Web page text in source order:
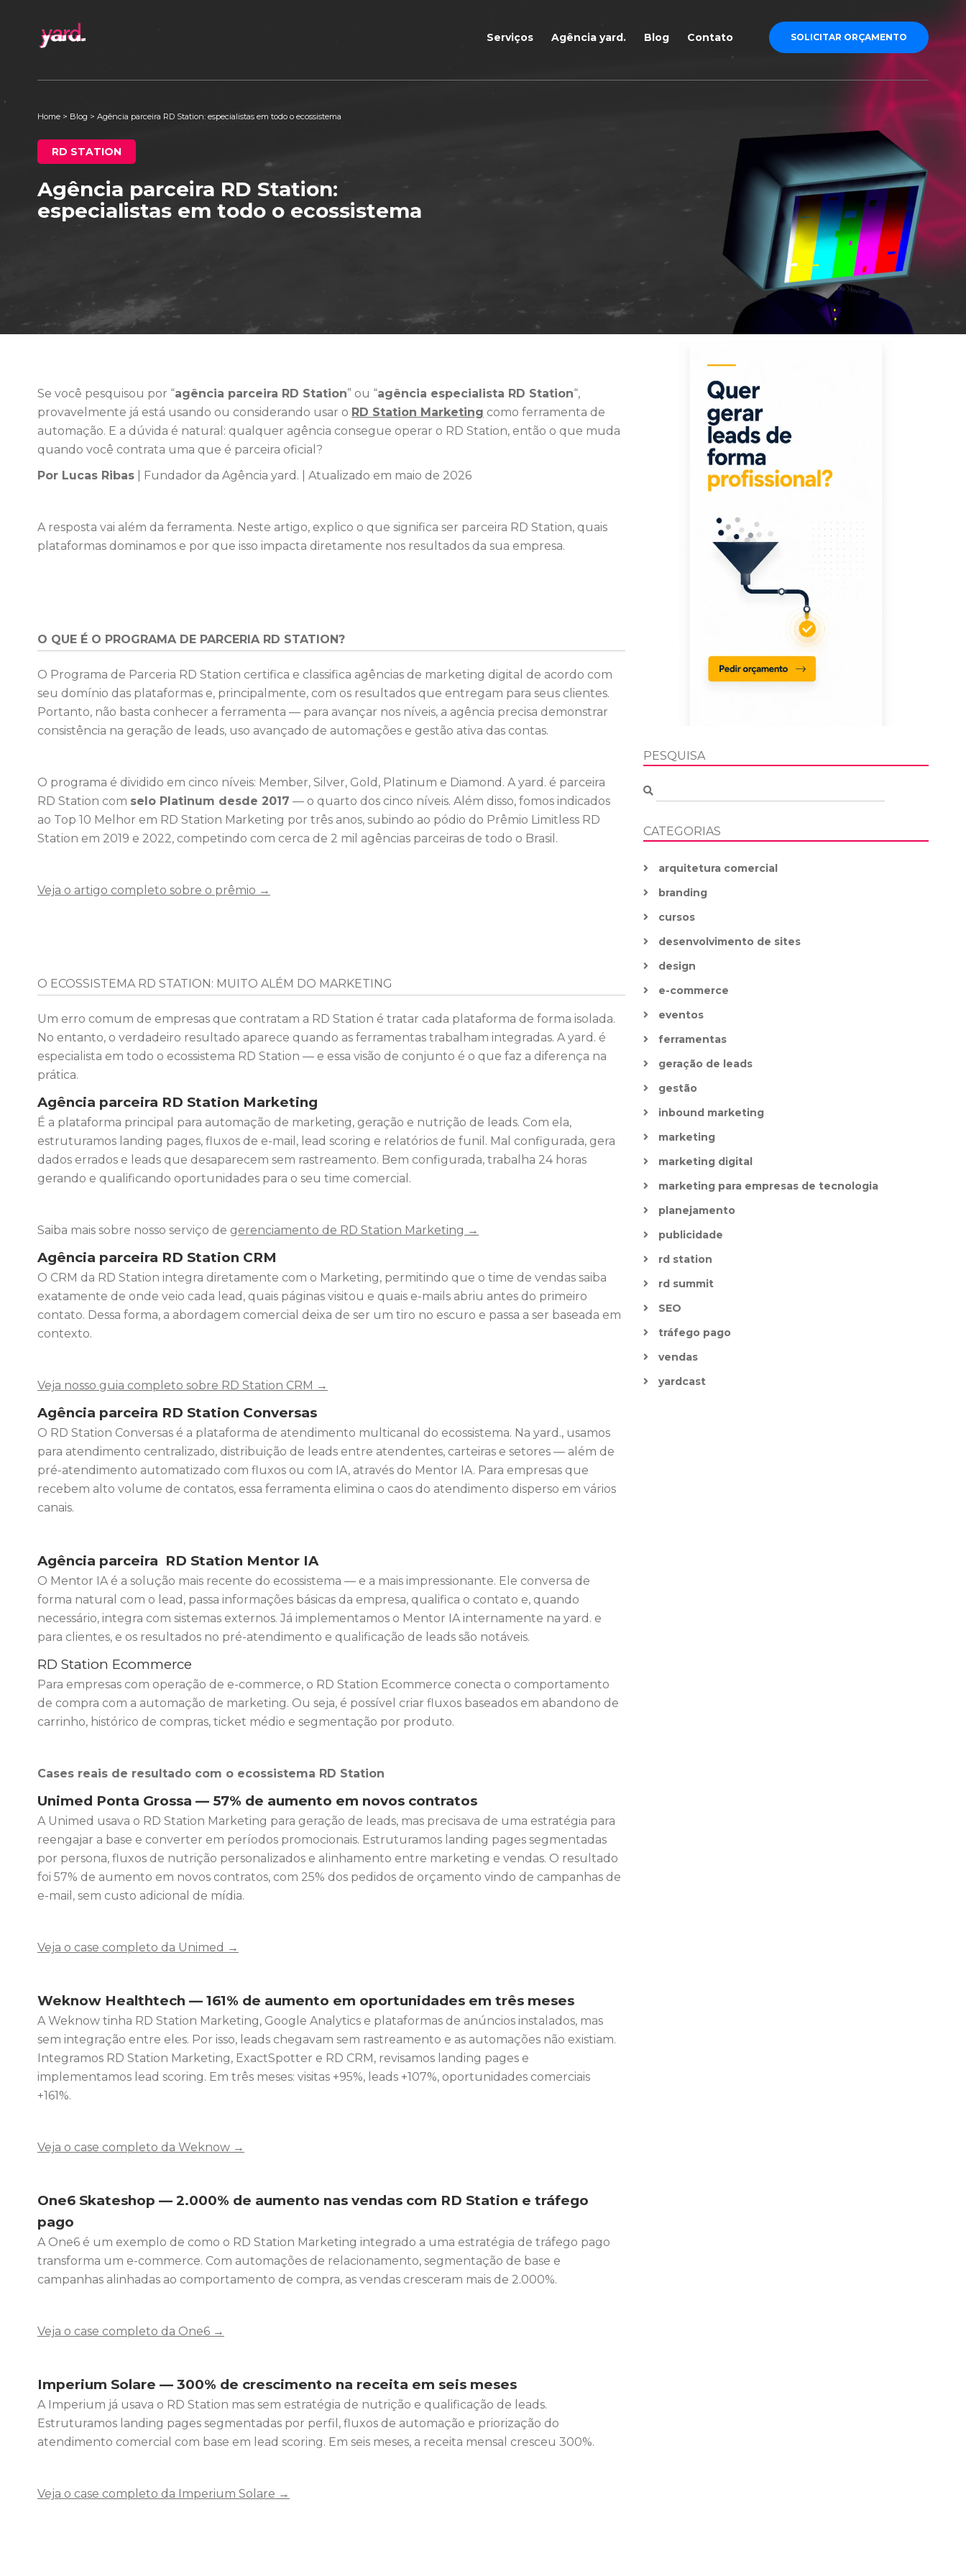
Serviços Agência yard. Blog Contato SOLICITAR ORÇAMENTO
Home > Blog > Agência parceira RD Station: especialistas em todo o ecossistema
RD STATION
Agência parceira RD Station:
especialistas em todo o ecossistema
Se você pesquisou por “agência parceira RD Station” ou “agência especialista RD Station“,
provavelmente já está usando ou considerando usar o RD Station Marketing como ferramenta de
automação. E a dúvida é natural: qualquer agência consegue operar o RD Station, então o que muda
quando você contrata uma que é parceira oficial?
Por Lucas Ribas | Fundador da Agência yard. | Atualizado em maio de 2026
A resposta vai além da ferramenta. Neste artigo, explico o que significa ser parceira RD Station, quais
plataformas dominamos e por que isso impacta diretamente nos resultados da sua empresa.
O QUE É O PROGRAMA DE PARCERIA RD STATION?
O Programa de Parceria RD Station certifica e classifica agências de marketing digital de acordo com
seu domínio das plataformas e, principalmente, com os resultados que entregam para seus clientes.
Portanto, não basta conhecer a ferramenta — para avançar nos níveis, a agência precisa demonstrar
consistência na geração de leads, uso avançado de automações e gestão ativa das contas.
O programa é dividido em cinco níveis: Member, Silver, Gold, Platinum e Diamond. A yard. é parceira
RD Station com selo Platinum desde 2017 — o quarto dos cinco níveis. Além disso, fomos indicados
ao Top 10 Melhor em RD Station Marketing por três anos, subindo ao pódio do Prêmio Limitless RD
Station em 2019 e 2022, competindo com cerca de 2 mil agências parceiras de todo o Brasil.
Veja o artigo completo sobre o prêmio →
O ECOSSISTEMA RD STATION: MUITO ALÉM DO MARKETING
Um erro comum de empresas que contratam a RD Station é tratar cada plataforma de forma isolada.
No entanto, o verdadeiro resultado aparece quando as ferramentas trabalham integradas. A yard. é
especialista em todo o ecossistema RD Station — e essa visão de conjunto é o que faz a diferença na
prática.
Agência parceira RD Station Marketing
É a plataforma principal para automação de marketing, geração e nutrição de leads. Com ela,
estruturamos landing pages, fluxos de e-mail, lead scoring e relatórios de funil. Mal configurada, gera
dados errados e leads que desaparecem sem rastreamento. Bem configurada, trabalha 24 horas
gerando e qualificando oportunidades para o seu time comercial.
Saiba mais sobre nosso serviço de gerenciamento de RD Station Marketing →
Agência parceira RD Station CRM
O CRM da RD Station integra diretamente com o Marketing, permitindo que o time de vendas saiba
exatamente de onde veio cada lead, quais páginas visitou e quais e-mails abriu antes do primeiro
contato. Dessa forma, a abordagem comercial deixa de ser um tiro no escuro e passa a ser baseada em
contexto.
Veja nosso guia completo sobre RD Station CRM →
Agência parceira RD Station Conversas
O RD Station Conversas é a plataforma de atendimento multicanal do ecossistema. Na yard., usamos
para atendimento centralizado, distribuição de leads entre atendentes, carteiras e setores — além de
pré-atendimento automatizado com fluxos ou com IA, através do Mentor IA. Para empresas que
recebem alto volume de contatos, essa ferramenta elimina o caos do atendimento disperso em vários
canais.
Agência parceira RD Station Mentor IA
O Mentor IA é a solução mais recente do ecossistema — e a mais impressionante. Ele conversa de
forma natural com o lead, passa informações básicas da empresa, qualifica o contato e, quando
necessário, integra com sistemas externos. Já implementamos o Mentor IA internamente na yard. e
para clientes, e os resultados no pré-atendimento e qualificação de leads são notáveis.
RD Station Ecommerce
Para empresas com operação de e-commerce, o RD Station Ecommerce conecta o comportamento
de compra com a automação de marketing. Ou seja, é possível criar fluxos baseados em abandono de
carrinho, histórico de compras, ticket médio e segmentação por produto.
Cases reais de resultado com o ecossistema RD Station
Unimed Ponta Grossa — 57% de aumento em novos contratos
A Unimed usava o RD Station Marketing para geração de leads, mas precisava de uma estratégia para
reengajar a base e converter em períodos promocionais. Estruturamos landing pages segmentadas
por persona, fluxos de nutrição personalizados e alinhamento entre marketing e vendas. O resultado
foi 57% de aumento em novos contratos, com 25% dos pedidos de orçamento vindo de campanhas de
e-mail, sem custo adicional de mídia.
Veja o case completo da Unimed →
Weknow Healthtech — 161% de aumento em oportunidades em três meses
A Weknow tinha RD Station Marketing, Google Analytics e plataformas de anúncios instalados, mas
sem integração entre eles. Por isso, leads chegavam sem rastreamento e as automações não existiam.
Integramos RD Station Marketing, ExactSpotter e RD CRM, revisamos landing pages e
implementamos lead scoring. Em três meses: visitas +95%, leads +107%, oportunidades comerciais
+161%.
Veja o case completo da Weknow →
One6 Skateshop — 2.000% de aumento nas vendas com RD Station e tráfego
pago
A One6 é um exemplo de como o RD Station Marketing integrado a uma estratégia de tráfego pago
transforma um e-commerce. Com automações de relacionamento, segmentação de base e
campanhas alinhadas ao comportamento de compra, as vendas cresceram mais de 2.000%.
Veja o case completo da One6 →
Imperium Solare — 300% de crescimento na receita em seis meses
A Imperium já usava o RD Station mas sem estratégia de nutrição e qualificação de leads.
Estruturamos landing pages segmentadas por perfil, fluxos de automação e priorização do
atendimento comercial com base em lead scoring. Em seis meses, a receita mensal cresceu 300%.
Veja o case completo da Imperium Solare →
PESQUISA
CATEGORIAS
arquitetura comercial
branding
cursos
desenvolvimento de sites
design
e-commerce
eventos
ferramentas
geração de leads
gestão
inbound marketing
marketing
marketing digital
marketing para empresas de tecnologia
planejamento
publicidade
rd station
rd summit
SEO
tráfego pago
vendas
yardcast